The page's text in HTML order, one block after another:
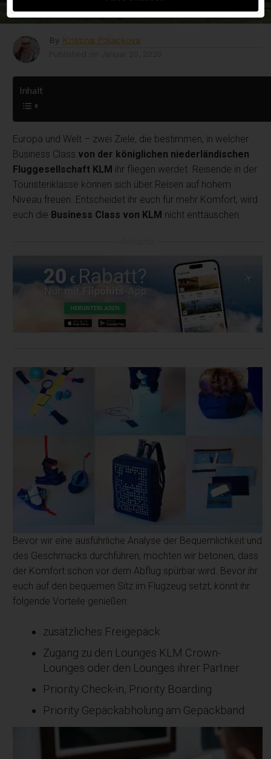
By Kristina Polackova
Inhalt
Europa und Welt – zwei Ziele, die bestimmen, in welcher
Business Class von der königlichen niederländischen
Fluggesellschaft KLM ihr fliegen werdet. Reisende in der
Touristenklasse können sich über Reisen auf hohem
Niveau freuen. Entscheidet ihr euch für mehr Komfort, wird
euch die Business Class von KLM nicht enttäuschen.
Bevor wir eine ausführliche Analyse der Bequemlichkeit und
des Geschmacks durchführen, möchten wir betonen, dass
der Komfort schon vor dem Abflug spürbar wird. Bevor ihr
euch auf den bequemen Sitz im Flugzeug setzt, könnt ihr
folgende Vorteile genießen:
zusätzliches Freigepäck
Zugang zu den Lounges KLM Crown-
Lounges oder den Lounges ihrer Partner
Priority Check-in, Priority Boarding
Priority Gepäckabholung am Gepäckband